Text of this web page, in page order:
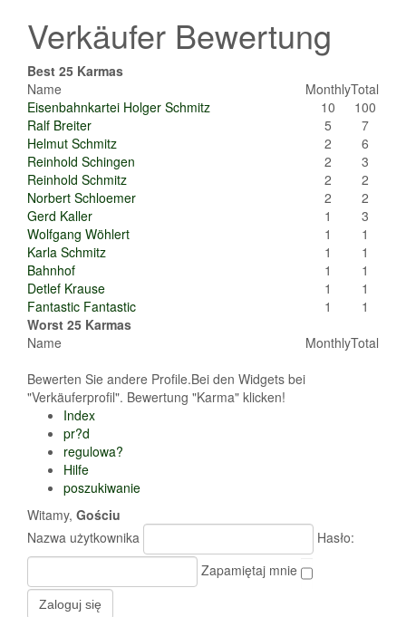
Verkäufer Bewertung
Best 25 Karmas
Name
MonthlyTotal
Eisenbahnkartei Holger Schmitz
10
100
Ralf Breiter
5
7
Helmut Schmitz
2
6
Reinhold Schingen
2
3
Reinhold Schmitz
2
2
Norbert Schloemer
2
2
Gerd Kaller
1
3
Wolfgang Wöhlert
1
1
Karla Schmitz
1
1
Bahnhof
1
1
Detlef Krause
1
1
Fantastic Fantastic
1
1
Worst 25 Karmas
Name
MonthlyTotal
Bewerten Sie andere Profile.Bei den Widgets bei
"Verkäuferprofil". Bewertung "Karma" klicken!
Index
pr?d
regulowa?
Hilfe
poszukiwanie
Witamy, Gościu
Nazwa użytkownika
Hasło:
Zapamiętaj mnie